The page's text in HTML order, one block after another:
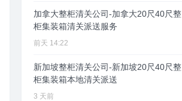
加拿大整柜清关公司-加拿大20尺40尺整
柜集装箱清关派送服务
前天 14:22
新加坡整柜清关公司-新加坡20尺40尺整
柜集装箱本地清关派送
3 天前